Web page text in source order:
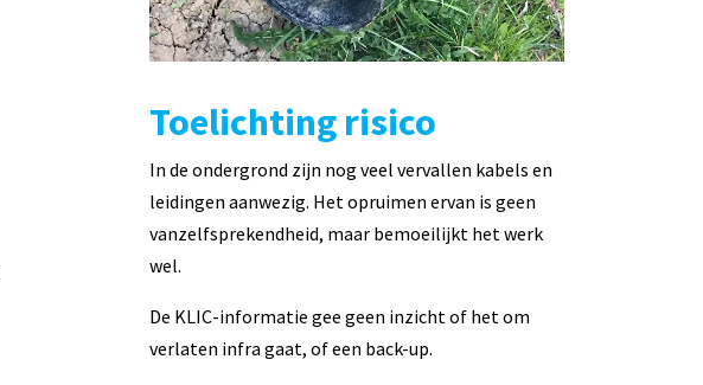
Toelichting risico
In de ondergrond zijn nog veel vervallen kabels en
leidingen aanwezig. Het opruimen ervan is geen
vanzelfsprekendheid, maar bemoeilijkt het werk
wel.
De KLIC-informatie geeft geen inzicht of het om
verlaten infra gaat, of een back-up.